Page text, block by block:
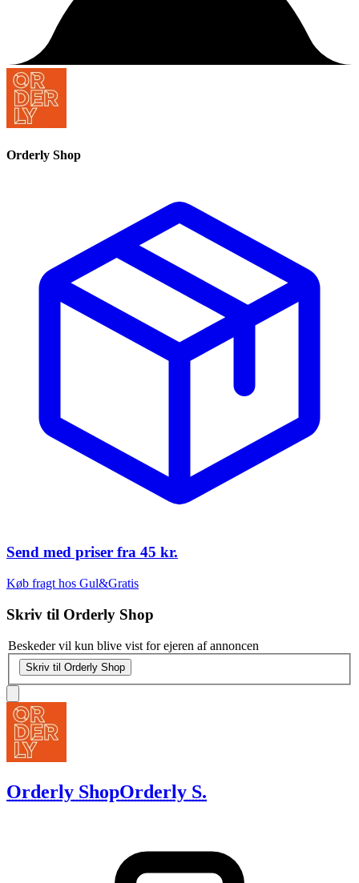
Orderly Shop
Send med priser fra 45 kr.
Køb fragt hos Gul&Gratis
Skriv til Orderly Shop
Beskeder vil kun blive vist for ejeren af annoncen
Skriv til Orderly Shop
Orderly ShopOrderly S.